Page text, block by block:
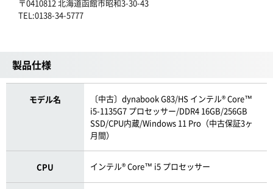
〒0410812 北海道函館市昭和3-30-43
TEL:0138-34-5777
製品仕様
モデル名
〔中古〕dynabook G83/HS インテル® Core™
i5-1135G7 プロセッサー/DDR4 16GB/256GB
SSD/CPU内蔵/Windows 11 Pro（中古保証3ヶ
月間）
CPU インテル® Core™ i5 プロセッサー